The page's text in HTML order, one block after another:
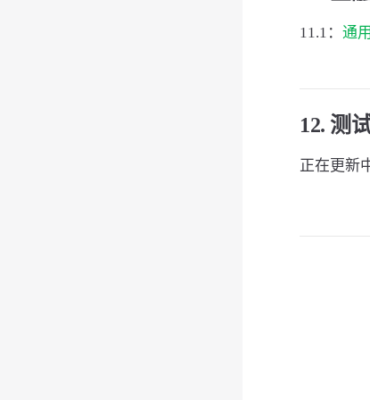
11.1： 通
12. 测
正在更新